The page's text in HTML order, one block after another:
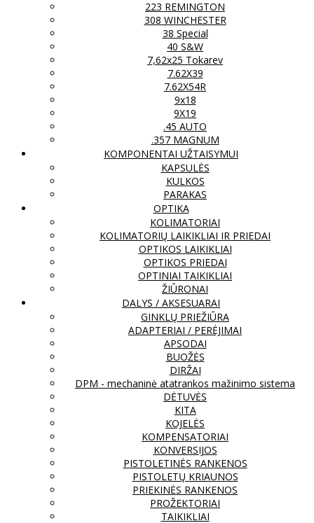
223 REMINGTON
308 WINCHESTER
38 Special
40 S&W
7,62x25 Tokarev
7.62X39
7.62X54R
9x18
9X19
.45 AUTO
.357 MAGNUM
KOMPONENTAI UŽTAISYMUI
KAPSULĖS
KULKOS
PARAKAS
OPTIKA
KOLIMATORIAI
KOLIMATORIŲ LAIKIKLIAI IR PRIEDAI
OPTIKOS LAIKIKLIAI
OPTIKOS PRIEDAI
OPTINIAI TAIKIKLIAI
ŽIŪRONAI
DALYS / AKSESUARAI
GINKLŲ PRIEŽIŪRA
ADAPTERIAI / PERĖJIMAI
APSODAI
BUOŽĖS
DIRŽAI
DPM - mechaninė atatrankos mažinimo sistema
DĖTUVĖS
KITA
KOJELĖS
KOMPENSATORIAI
KONVERSIJOS
PISTOLETINĖS RANKENOS
PISTOLETŲ KRIAUNOS
PRIEKINĖS RANKENOS
PROŽEKTORIAI
TAIKIKLIAI